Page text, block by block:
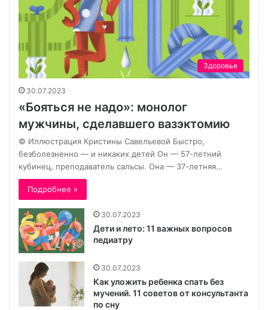
Здоровье
30.07.2023
«Бояться не надо»: монолог
мужчины, сделавшего вазэктомию
© Иллюстрация Кристины Савельевой Быстро,
безболезненно — и никаких детей Он — 57-летний
кубинец, преподаватель сальсы. Она — 37-летняя…
Подробнее »
30.07.2023
Дети и лето: 11 важных вопросов
педиатру
30.07.2023
Как уложить ребенка спать без
мучений. 11 советов от консультанта
по сну